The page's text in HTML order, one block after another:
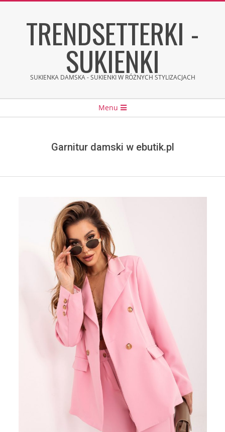
TRENDSETTERKI -
SUKIENKI
SUKIENKA DAMSKA - SUKIENKI W RÓŻNYCH STYLIZACJACH
Menu
Garnitur damski w ebutik.pl